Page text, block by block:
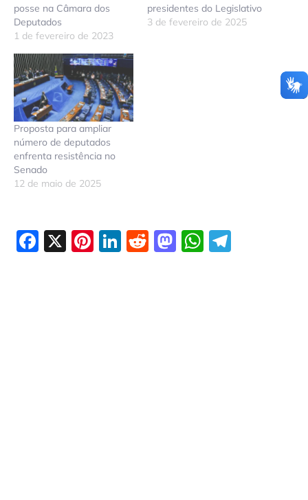
posse na Câmara dos
Deputados
1 de fevereiro de 2023
presidentes do Legislativo
3 de fevereiro de 2025
Proposta para ampliar
número de deputados
enfrenta resistência no
Senado
12 de maio de 2025
Facebook
X Pinterest
LinkedIn
Reddit
Mastodon